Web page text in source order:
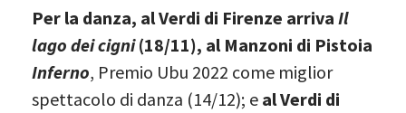
Per la danza, al Verdi di Firenze arriva Il
lago dei cigni(18/11), al Manzoni di Pistoia
Inferno, Premio Ubu 2022 come miglior
spettacolo di danza (14/12); e al Verdi di